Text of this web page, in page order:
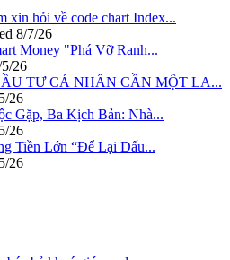
xin hỏi về code chart Index...
8/7/26
Money "Phá Vỡ Ranh...
26
TƯ CÁ NHÂN CẦN MỘT LA...
26
Gặp, Ba Kịch Bản: Nhà...
26
Tiền Lớn “Để Lại Dấu...
26